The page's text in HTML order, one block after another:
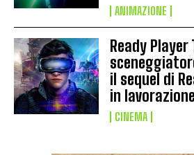
ANIMAZIONE
Ready Player
il sequel di
in lavorazione
CINEMA